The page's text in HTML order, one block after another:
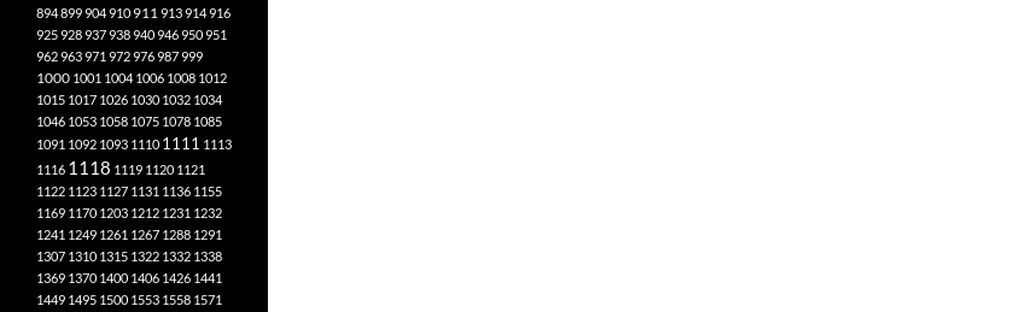
894899904910 911 913914916
925928937938940946950951
962963971 972976987999
1000 1001 1004 1006 1008 1012
1015 1017 1026 1030 1032 1034
1046 1053 1058 1075 1078 1085
1091 1092 1093 1110 1111 1113
1116 1118 1119 1120 1121
1122 1123 1127 1131 1136 1155
1169 1170 1203 1212 1231 1232
1241 1249 1261 1267 1288 1291
1307 1310 1315 1322 1332 1338
1369 1370 1400 1406 1426 1441
1449 1495 1500 1553 1558 1571